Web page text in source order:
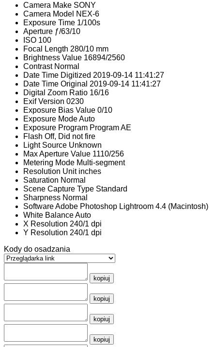
Camera Make SONY
Camera Model NEX-6
Exposure Time 1/100s
Aperture ƒ/63/10
ISO 100
Focal Length 280/10 mm
Brightness Value 16894/2560
Contrast Normal
Date Time Digitized 2019-09-14 11:41:27
Date Time Original 2019-09-14 11:41:27
Digital Zoom Ratio 16/16
Exif Version 0230
Exposure Bias Value 0/10
Exposure ModeAuto
Exposure Program Program AE
Flash Off, Did not fire
Light Source Unknown
Max Aperture Value 1110/256
Metering Mode Multi-segment
Resolution Unit inches
Saturation Normal
Scene Capture Type Standard
Sharpness Normal
SoftwareAdobe Photoshop Lightroom 4.4 (Macintosh)
White BalanceAuto
X Resolution 240/1 dpi
Y Resolution 240/1 dpi
Kody do osadzania
kopiuj
kopiuj
kopiuj
kopiuj